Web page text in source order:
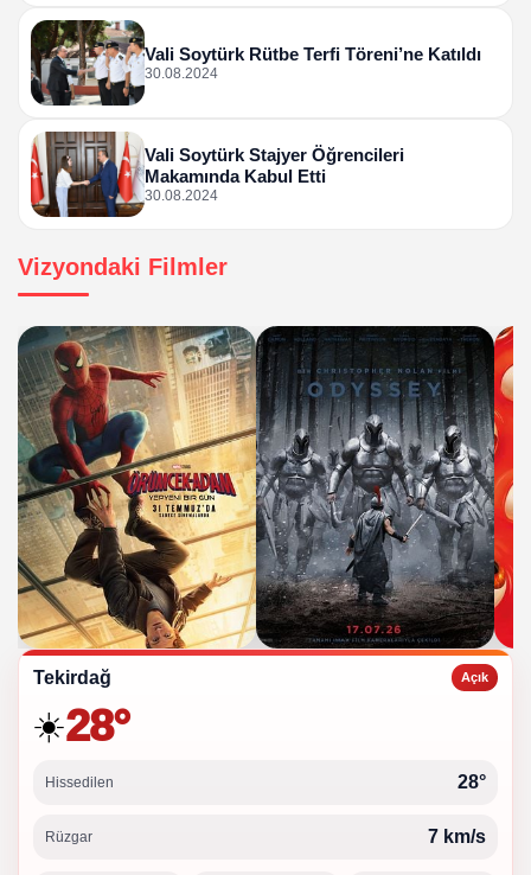
Vali Soytürk Rütbe Terfi Töreni’ne Katıldı
30.08.2024
Vali Soytürk Stajyer Öğrencileri
Makamında Kabul Etti
30.08.2024
Vizyondaki Filmler
Tekirdağ Açık
☀️28°
Hissedilen 28°
Rüzgar 7 km/s